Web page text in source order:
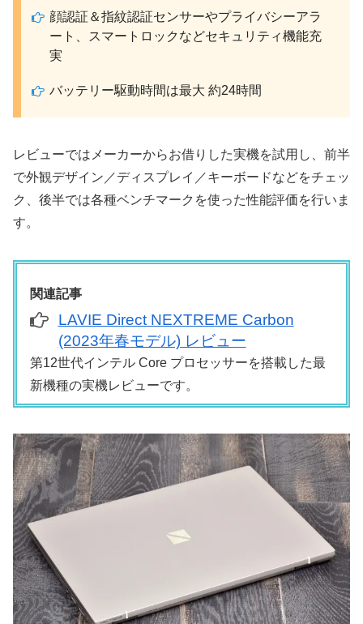
顔認証＆指紋認証センサーやプライバシーアラ
ート、スマートロックなどセキュリティ機能充
実
バッテリー駆動時間は最大 約24時間
レビューではメーカーからお借りした実機を試用し、前半
で外観デザイン／ディスプレイ／キーボードなどをチェッ
ク、後半では各種ベンチマークを使った性能評価を行いま
す。
関連記事
LAVIE Direct NEXTREME Carbon
(2023年春モデル) レビュー
第12世代インテル Core プロセッサーを搭載した最
新機種の実機レビューです。